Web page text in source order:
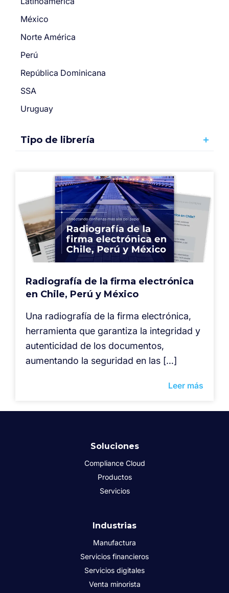
México
Norte América
Perú
República Dominicana
SSA
Uruguay
Tipo de librería
Radiografía de la firma electrónica
en Chile, Perú y México
⁠Una radiografía de la firma electrónica,
herramienta que garantiza la integridad y
autenticidad de los documentos,
aumentando la seguridad en las […]
Leer más
Soluciones
Compliance Cloud
Productos
Servicios
Industrias
Manufactura
Servicios financieros
Servicios digitales
Venta minorista